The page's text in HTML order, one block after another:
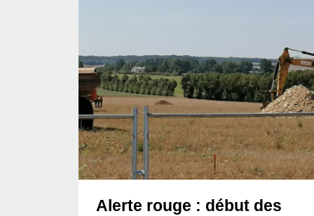
Alerte rouge : début des